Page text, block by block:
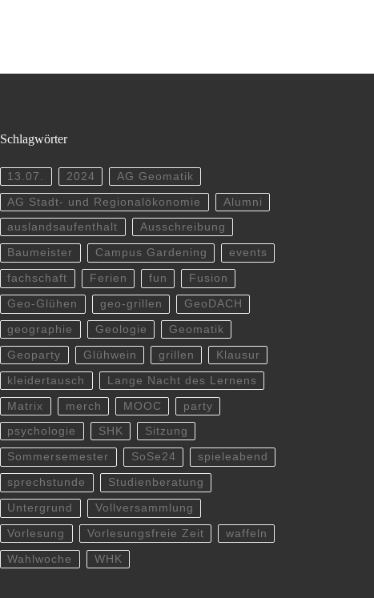
Schlagwörter
13.07. 2024 AG Geomatik
AG Stadt- und Regionalökonomie Alumni
auslandsaufenthalt Ausschreibung
Baumeister Campus Gardening events
fachschaft Ferien fun Fusion
Geo-Glühen geo-grillen GeoDACH
geographie Geologie Geomatik
Geoparty Glühwein grillen Klausur
kleidertausch Lange Nacht des Lernens
Matrix merch MOOC party
psychologie SHK Sitzung
Sommersemester SoSe24 spieleabend
sprechstunde Studienberatung
Untergrund Vollversammlung
Vorlesung Vorlesungsfreie Zeit waffeln
Wahlwoche WHK